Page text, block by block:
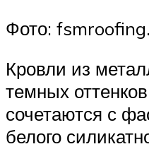
Фото:
Кровли из
темных
сочетаются с
белого